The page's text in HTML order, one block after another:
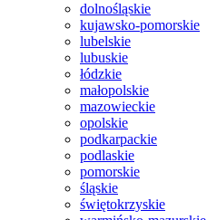
dolnośląskie
kujawsko-pomorskie
lubelskie
lubuskie
łódzkie
małopolskie
mazowieckie
opolskie
podkarpackie
podlaskie
pomorskie
śląskie
świętokrzyskie